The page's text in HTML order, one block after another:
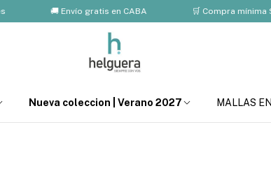
🚚 Envío gratis en CABA 🛒 Compra mínima
Nueva coleccion | Verano 2027 MALLAS